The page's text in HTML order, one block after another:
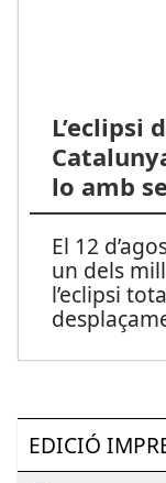
L’eclipsi
lo amb
El 12
un dels
l’eclipsi
EDICIÓ